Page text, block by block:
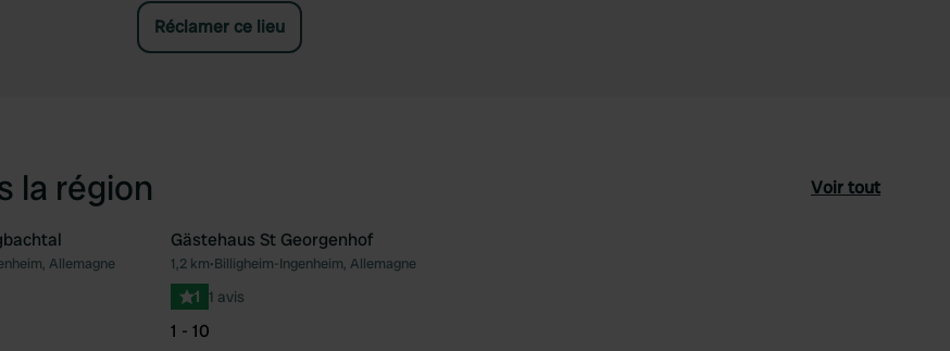
Réclamer ce lieu
la région Voir tout
Préféré
Allemagne
Gästehaus St Georgenhof
1,2 km•Billigheim-Ingenheim, Allemagne
1 1 avis
1 - 10